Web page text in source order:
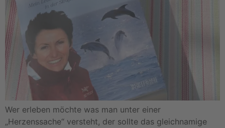
Wer erleben möchte was man unter einer
„Herzenssache“ versteht, der sollte das gleichnamige